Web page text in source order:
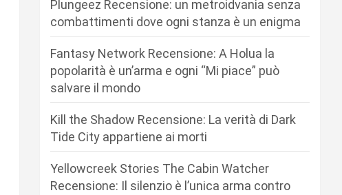
Plungeez Recensione: un metroidvania senza
combattimenti dove ogni stanza è un enigma
Fantasy Network Recensione: A Holua la
popolarità è un’arma e ogni “Mi piace” può
salvare il mondo
Kill the Shadow Recensione: La verità di Dark
Tide City appartiene ai morti
Yellowcreek Stories The Cabin Watcher
Recensione: Il silenzio è l’unica arma contro